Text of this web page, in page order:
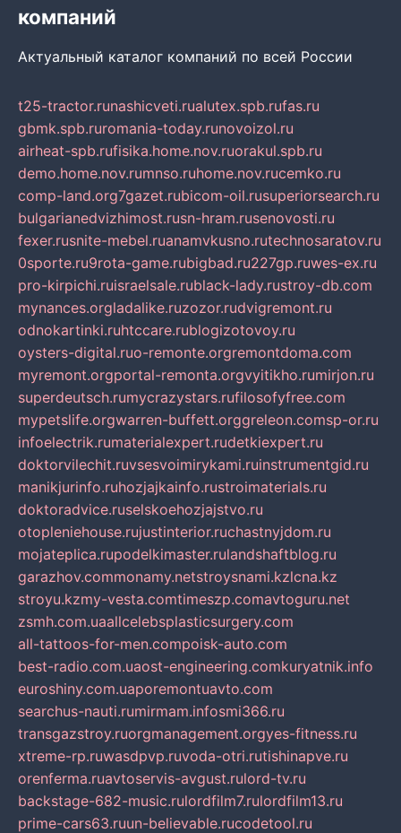
компаний
Актуальный каталог компаний по всей России
t25-tractor.runashicveti.rualutex.spb.rufas.ru
gbmk.spb.ruromania-today.runovoizol.ru
airheat-spb.rufisika.home.nov.ruorakul.spb.ru
demo.home.nov.rumnso.ruhome.nov.rucemko.ru
comp-land.org7gazet.rubicom-oil.rusuperiorsearch.ru
bulgarianedvizhimost.rusn-hram.rusenovosti.ru
fexer.rusnite-mebel.ruanamvkusno.rutechnosaratov.ru
0sporte.ru9rota-game.rubigbad.ru227gp.ruwes-ex.ru
pro-kirpichi.ruisraelsale.rublack-lady.rustroy-db.com
mynances.orgladalike.ruzozor.rudvigremont.ru
odnokartinki.ruhtccare.rublogizotovoy.ru
oysters-digital.ruo-remonte.orgremontdoma.com
myremont.orgportal-remonta.orgvyitikho.rumirjon.ru
superdeutsch.rumycrazystars.rufilosofyfree.com
mypetslife.orgwarren-buffett.orggreleon.comsp-or.ru
infoelectrik.rumaterialexpert.rudetkiexpert.ru
doktorvilechit.ruvsesvoimirykami.ruinstrumentgid.ru
manikjurinfo.ruhozjajkainfo.rustroimaterials.ru
doktoradvice.ruselskoehozjajstvo.ru
otopleniehouse.rujustinterior.ruchastnyjdom.ru
mojateplica.rupodelkimaster.rulandshaftblog.ru
garazhov.commonamy.netstroysnami.kzlcna.kz
stroyu.kzmy-vesta.comtimeszp.comavtoguru.net
zsmh.com.uaallcelebsplasticsurgery.com
all-tattoos-for-men.compoisk-auto.com
best-radio.com.uaost-engineering.comkuryatnik.info
euroshiny.com.uaporemontuavto.com
searchus-nauti.rumirmam.infosmi366.ru
transgazstroy.ruorgmanagement.orgyes-fitness.ru
xtreme-rp.ruwasdpvp.ruvoda-otri.rutishinapve.ru
orenferma.ruavtoservis-avgust.rulord-tv.ru
backstage-682-music.rulordfilm7.rulordfilm13.ru
prime-cars63.ruun-believable.rucodetool.ru